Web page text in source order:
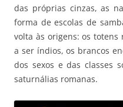
das próprias cinzas, as
forma de escolas de
volta às origens: os totens
a ser índios, os brancos
dos sexos e das classes
saturnálias romanas.